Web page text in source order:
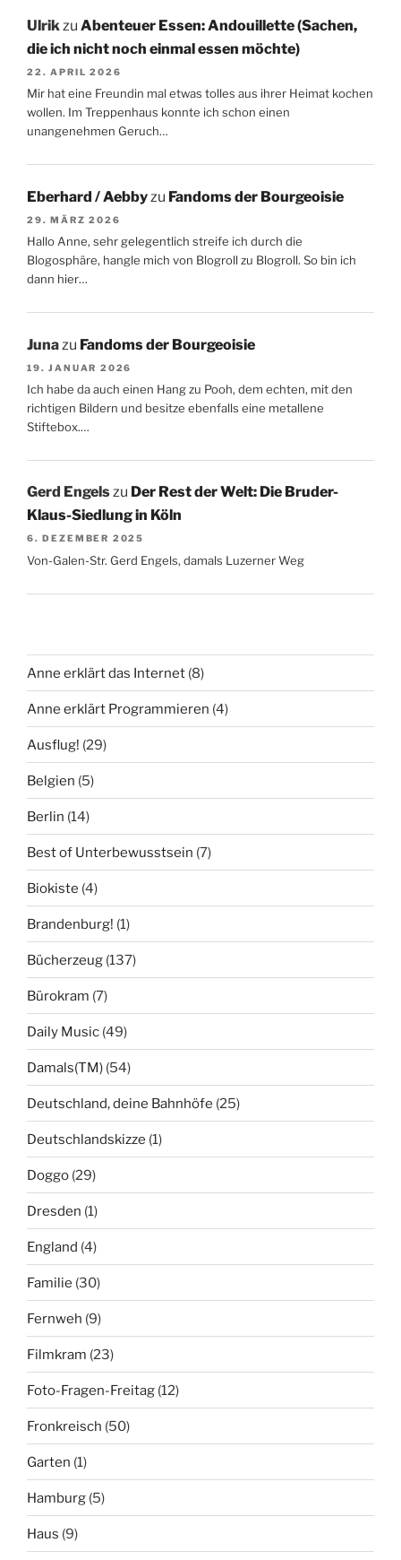
Ulrikzu Abenteuer Essen: Andouillette (Sachen,
die ich nicht noch einmal essen möchte)
22. APRIL 2026
Mir hat eine Freundin mal etwas tolles aus ihrer Heimat kochen
wollen. Im Treppenhaus konnte ich schon einen
unangenehmen Geruch…
Eberhard / Aebby zu Fandoms der Bourgeoisie
29. MÄRZ 2026
Hallo Anne, sehr gelegentlich streife ich durch die
Blogosphäre, hangle mich von Blogroll zu Blogroll. So bin ich
dann hier…
Juna zu Fandoms der Bourgeoisie
19. JANUAR 2026
Ich habe da auch einen Hang zu Pooh, dem echten, mit den
richtigen Bildern und besitze ebenfalls eine metallene
Stiftebox.…
Gerd Engelszu Der Rest der Welt: Die Bruder-
Klaus-Siedlung in Köln
6. DEZEMBER 2025
Von-Galen-Str. Gerd Engels, damals Luzerner Weg
Anne erklärt das Internet (8)
Anne erklärt Programmieren (4)
Ausflug! (29)
Belgien (5)
Berlin (14)
Best of Unterbewusstsein (7)
Biokiste (4)
Brandenburg! (1)
Bücherzeug (137)
Bürokram (7)
Daily Music (49)
Damals(TM) (54)
Deutschland, deine Bahnhöfe (25)
Deutschlandskizze (1)
Doggo (29)
Dresden (1)
England (4)
Familie (30)
Fernweh (9)
Filmkram (23)
Foto-Fragen-Freitag (12)
Fronkreisch (50)
Garten (1)
Hamburg (5)
Haus (9)